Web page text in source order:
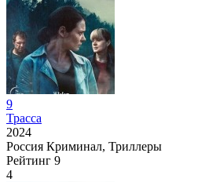
9
Трасса
2024
Россия Криминал, Триллеры
Рейтинг 9
4